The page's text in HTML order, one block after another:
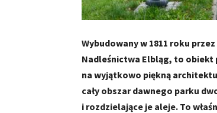
Wybudowany w 1811 roku
Nadleśnictwa Elbląg, to
na wyjątkowo piękną
cały obszar dawnego parku
i rozdzielające je aleje. To